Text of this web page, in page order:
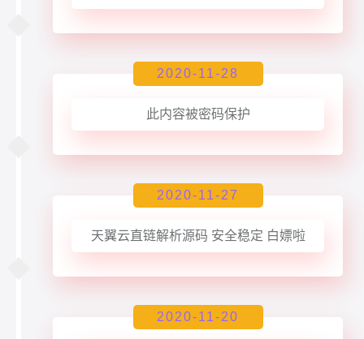
2020-11-28
此内容被密码保护
2020-11-27
天翼云直链解析源码 安全稳定 白嫖啦
2020-11-20